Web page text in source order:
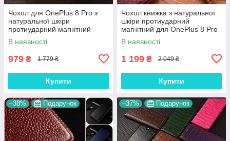
Чохол для OnePlus 8 Pro з
натуральної шкіри
протиударний магнітний
книжка з підставкою
"CROCOHEAD"
В наявності
979 ₴ 1 779 ₴
Купити
Чохол книжка з натуральної
шкіри протиударний
магнітний для OnePlus 8 Pro
"JACOSA"
В наявності
1 199 ₴ 2 049 ₴
Купити
–38% Подарунок –37% Подарунок